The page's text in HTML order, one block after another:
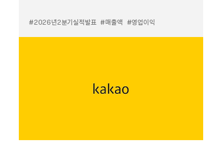
#2026년2분기실적발표 #매출액 #영업이익